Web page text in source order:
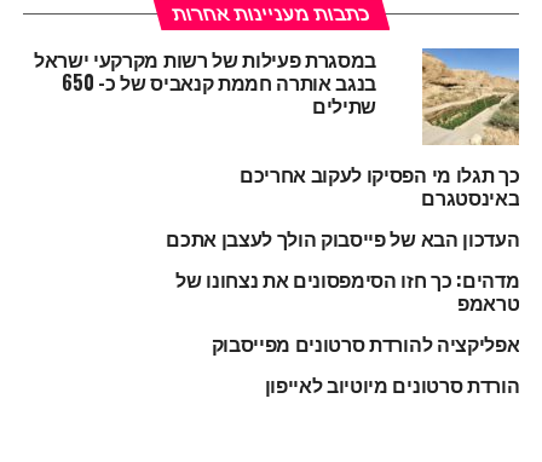
כתבות מעניינות אחרות
במסגרת פעילות של רשות מקרקעי ישראל
בנגב אותרה חממת קנאביס של כ- 650
שתילים
כך תגלו מי הפסיקו לעקוב אחריכם
באינסטגרם
העדכון הבא של פייסבוק הולך לעצבן אתכם
מדהים: כך חזו הסימפסונים את נצחונו של
טראמפ
אפליקציה להורדת סרטונים מפייסבוק
הורדת סרטונים מיוטיוב לאייפון